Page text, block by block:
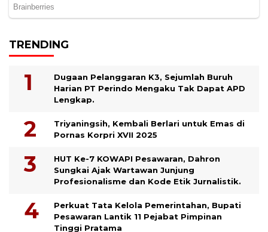
TRENDING
Dugaan Pelanggaran K3, Sejumlah Buruh
Harian PT Perindo Mengaku Tak Dapat APD
Lengkap.
Triyaningsih, Kembali Berlari untuk Emas di
Pornas Korpri XVII 2025
HUT Ke-7 KOWAPI Pesawaran, Dahron
Sungkai Ajak Wartawan Junjung
Profesionalisme dan Kode Etik Jurnalistik.
Perkuat Tata Kelola Pemerintahan, Bupati
Pesawaran Lantik 11 Pejabat Pimpinan
Tinggi Pratama